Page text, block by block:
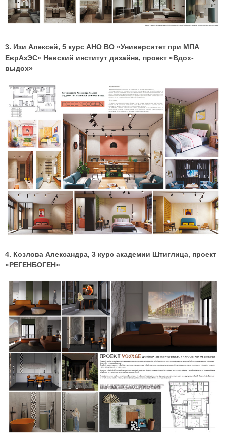
3. Изи Алексей, 5 курс АНО ВО «Университет при МПА
ЕврАзЭС» Невский институт дизайна, проект «Вдох-
выдох»
4. Козлова Александра, 3 курс академии Штиглица, проект
«РЕГЕНБОГЕН»